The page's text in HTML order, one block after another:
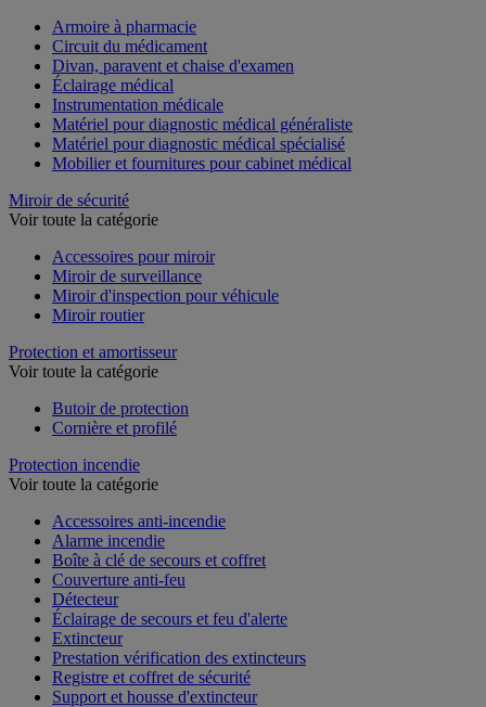
Armoire à pharmacie
Circuit du médicament
Divan, paravent et chaise d'examen
Éclairage médical
Instrumentation médicale
Matériel pour diagnostic médical généraliste
Matériel pour diagnostic médical spécialisé
Mobilier et fournitures pour cabinet médical
Miroir de sécurité
Voir toute la catégorie
Accessoires pour miroir
Miroir de surveillance
Miroir d'inspection pour véhicule
Miroir routier
Protection et amortisseur
Voir toute la catégorie
Butoir de protection
Cornière et profilé
Protection incendie
Voir toute la catégorie
Accessoires anti-incendie
Alarme incendie
Boîte à clé de secours et coffret
Couverture anti-feu
Détecteur
Éclairage de secours et feu d'alerte
Extincteur
Prestation vérification des extincteurs
Registre et coffret de sécurité
Support et housse d'extincteur